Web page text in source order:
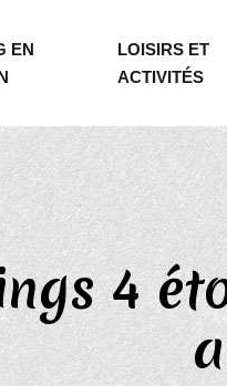
EN
LOISIRS ET
ACTIVITÉS
4